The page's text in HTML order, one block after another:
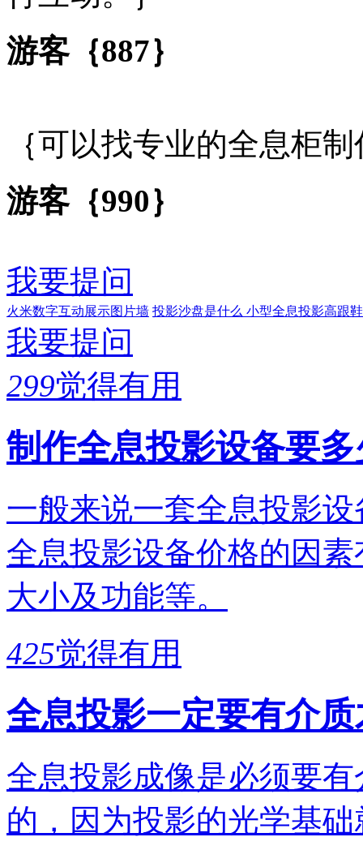
游客｛887｝
｛可以找专业的全息柜
游客｛990｝
我要提问
火米数字互动展示图片墙 投影沙盘是什么 小型全息投影高跟
我要提问
299觉得有用
制作全息投影设备要
一般来说一套全息投影
全息投影设备价格的因
大小及功能等。
425觉得有用
全息投影一定要有介
全息投影成像是必须要
的，因为投影的光学基